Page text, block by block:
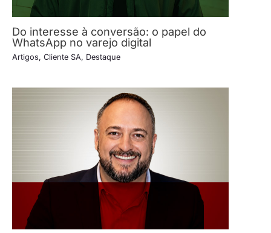
Do interesse à conversão: o papel do
WhatsApp no varejo digital
Artigos, Cliente SA, Destaque